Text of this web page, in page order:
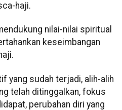
haji.
nilai-nilai spiritual
keseimbangan
yang sudah terjadi, alih-alih
telah ditinggalkan, fokus
perubahan diri yang